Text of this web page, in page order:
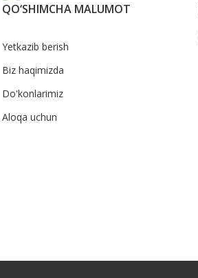
QO‘SHIMCHA MALUMOT
Yetkazib berish
Biz haqimizda
Do'konlarimiz
Aloqa uchun